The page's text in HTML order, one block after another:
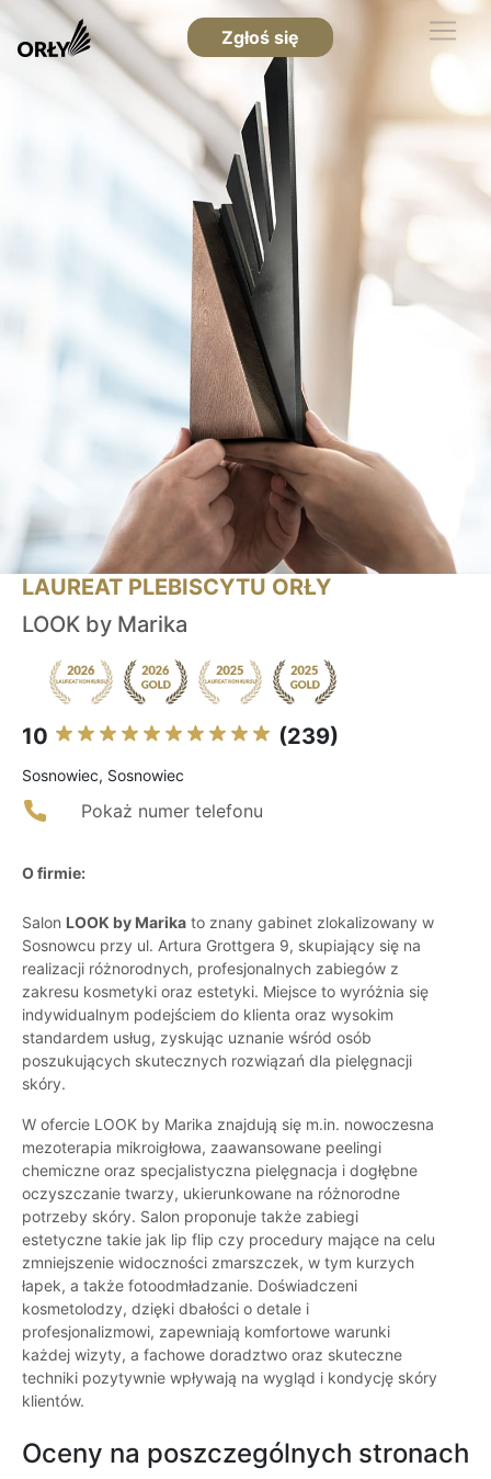
Zgłoś się
LAUREAT PLEBISCYTU ORŁY
LOOK by Marika
10 (239)
Sosnowiec, Sosnowiec
Pokaż numer telefonu
O firmie:
Salon LOOK by Marika to znany gabinet zlokalizowany w
Sosnowcu przy ul. Artura Grottgera 9, skupiający się na
realizacji różnorodnych, profesjonalnych zabiegów z
zakresu kosmetyki oraz estetyki. Miejsce to wyróżnia się
indywidualnym podejściem do klienta oraz wysokim
standardem usług, zyskując uznanie wśród osób
poszukujących skutecznych rozwiązań dla pielęgnacji
skóry.
W ofercie LOOK by Marika znajdują się m.in. nowoczesna
mezoterapia mikroigłowa, zaawansowane peelingi
chemiczne oraz specjalistyczna pielęgnacja i dogłębne
oczyszczanie twarzy, ukierunkowane na różnorodne
potrzeby skóry. Salon proponuje także zabiegi
estetyczne takie jak lip flip czy procedury mające na celu
zmniejszenie widoczności zmarszczek, w tym kurzych
łapek, a także fotoodmładzanie. Doświadczeni
kosmetolodzy, dzięki dbałości o detale i
profesjonalizmowi, zapewniają komfortowe warunki
każdej wizyty, a fachowe doradztwo oraz skuteczne
techniki pozytywnie wpływają na wygląd i kondycję skóry
klientów.
Oceny na poszczególnych stronach